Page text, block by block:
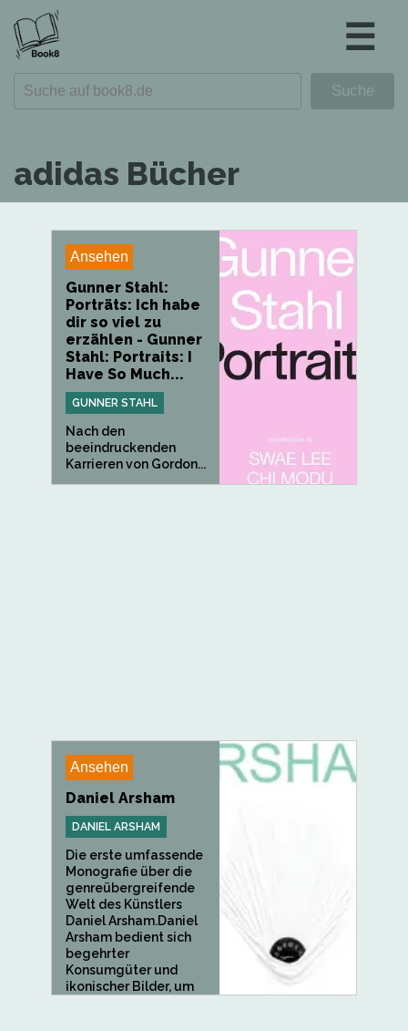
☰
adidas Bücher
Ansehen
Gunner Stahl:
Porträts: Ich habe
dir so viel zu
erzählen - Gunner
Stahl: Portraits: I
Have So Much...
GUNNER STAHL
Nach den
beeindruckenden
Karrieren von Gordon...
Ansehen
Daniel Arsham
DANIEL ARSHAM
Die erste umfassende
Monografie über die
genreübergreifende
Welt des Künstlers
Daniel Arsham.Daniel
Arsham bedient sich
begehrter
Konsumgüter und
ikonischer Bilder, um